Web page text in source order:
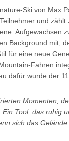
Ski von Max
und zählt
Aufgewachsen
Background mit,
für eine neue
Fahren
dafür wurde der
Momenten,
Ein Tool, das ruhig
sich das Gelände